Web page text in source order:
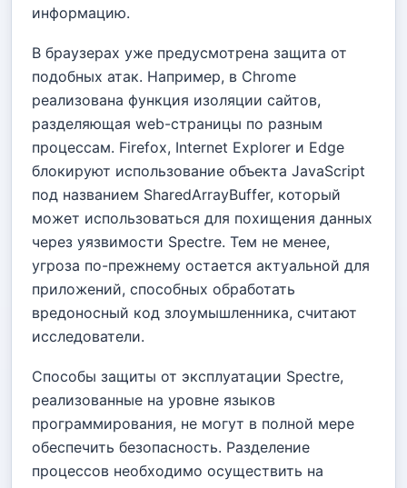
информацию.
В браузерах уже предусмотрена защита от
подобных атак. Например, в Chrome
реализована функция изоляции сайтов,
разделяющая web-страницы по разным
процессам. Firefox, Internet Explorer и Edge
блокируют использование объекта JavaScript
под названием SharedArrayBuffer, который
может использоваться для похищения данных
через уязвимости Spectre. Тем не менее,
угроза по-прежнему остается актуальной для
приложений, способных обработать
вредоносный код злоумышленника, считают
исследователи.
Способы защиты от эксплуатации Spectre,
реализованные на уровне языков
программирования, не могут в полной мере
обеспечить безопасность. Разделение
процессов необходимо осуществить на